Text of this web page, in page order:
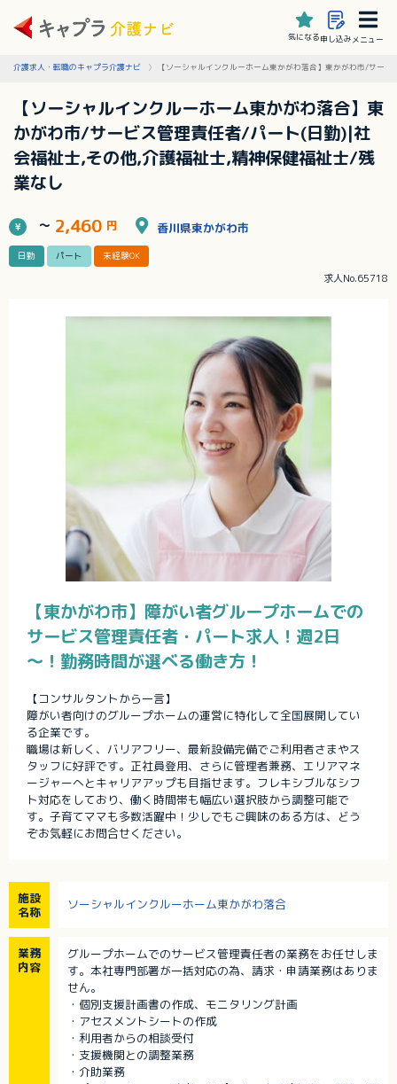
気になる申し込みメニュー
介護求人・転職のキャプラ介護ナビ 【ソーシャルインクルーホーム東かがわ落合】東かがわ市/サー
【ソーシャルインクルーホーム東かがわ落合】東
かがわ市/サービス管理責任者/パート(日勤)|社
会福祉士,その他,介護福祉士,精神保健福祉士/残
業なし
～ 2,460 円 香川県東かがわ市
日勤 パート 未経験OK
求人No.65718
【東かがわ市】障がい者グループホームでの
サービス管理責任者・パート求人！週2日
～！勤務時間が選べる働き方！
【コンサルタントから一言】
障がい者向けのグループホームの運営に特化して全国展開してい
る企業です。
職場は新しく、バリアフリー、最新設備完備でご利用者さまやス
タッフに好評です。正社員登用、さらに管理者兼務、エリアマネ
ージャーへとキャリアアップも目指せます。フレキシブルなシフ
ト対応をしており、働く時間帯も幅広い選択肢から調整可能で
す。子育てママも多数活躍中！少しでもご興味のある方は、どう
ぞお気軽にお問合せください。
施設
名称
ソーシャルインクルーホーム東かがわ落合
業務
内容
グループホームでのサービス管理責任者の業務をお任せしま
す。本社専門部署が一括対応の為、請求・申請業務はありま
せん。
・個別支援計画書の作成、モニタリング計画
・アセスメントシートの作成
・利用者からの相談受付
・支援機関との調整業務
・介助業務